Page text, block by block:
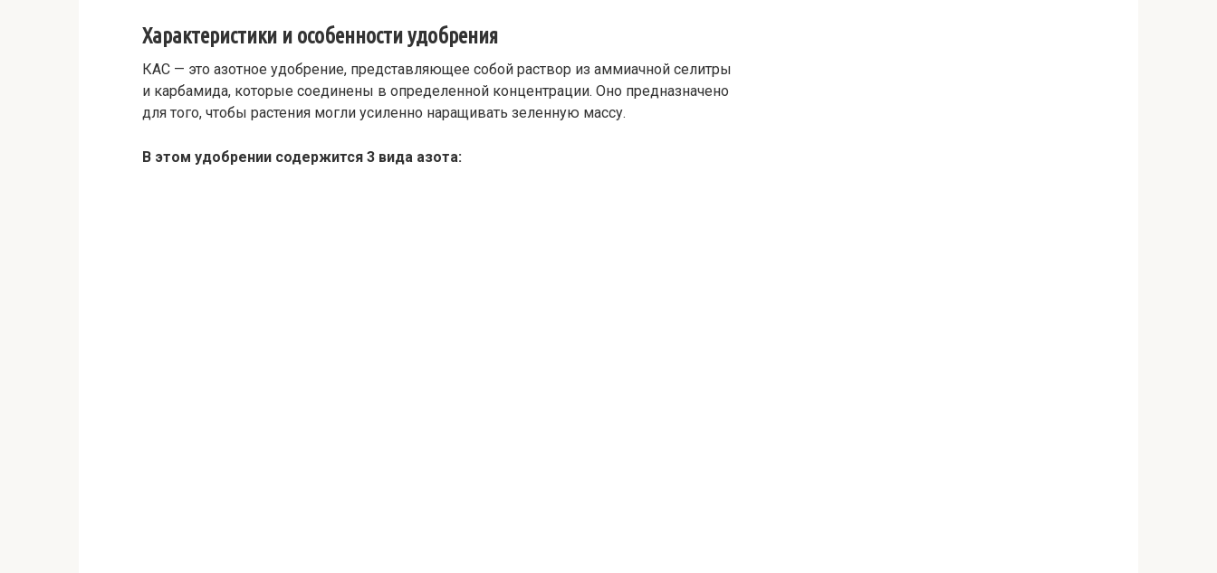
Характеристики и особенности удобрения
КАС — это азотное удобрение, представляющее собой раствор из аммиачной селитры
и карбамида, которые соединены в определенной концентрации. Оно предназначено
для того, чтобы растения могли усиленно наращивать зеленную массу.
В этом удобрении содержится 3 вида азота: